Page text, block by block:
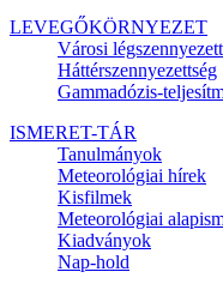
LEVEGŐKÖRNYEZET
Városi
Háttérszennyezettség
Gammadózis-
ISMERET-TÁR
Tanulmányok
Meteorológiai hírek
Kisfilmek
Meteorológiai
Kiadványok
Nap-hold